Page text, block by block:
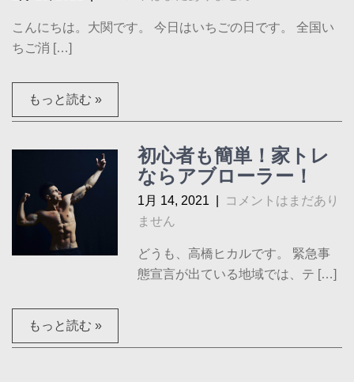
こんにちは。大関です。 今日はいちごの日です。 全国い
ちご消 […]
もっと読む »
初心者も簡単！家トレ
ならアブローラー！
1月 14, 2021
コメントはまだあり
ません
どうも、高橋ヒカルです。 緊急事
態宣言が出ている地域では、テ […]
もっと読む »